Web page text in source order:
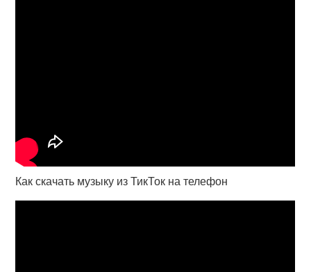
Как скачать музыку из ТикТок на телефон